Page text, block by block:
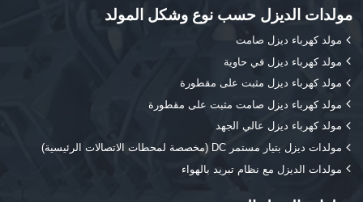
مولدات الديزل حسب نوع وشكل المولد
مولد كهرباء ديزل صامت
مولد كهرباء ديزل في حاوية
مولد كهرباء ديزل مثبت على مقطورة
مولد كهرباء ديزل صامت مثبت على مقطورة
مولد كهرباء ديزل عالي الجهد
مولدات ديزل بتيار مستمر DC (مخصصة لمحطات الاتصالات الرئيسية)
مولدات الديزل مع نظام تبريد بالهواء